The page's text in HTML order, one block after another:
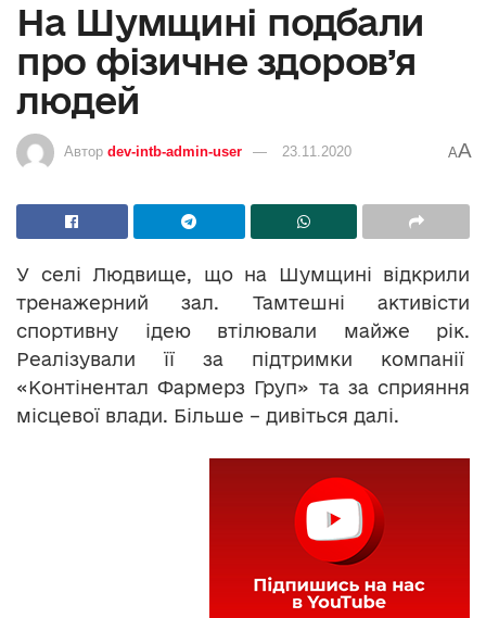
На Шумщині подбали
про фізичне здоров’я
людей
Автор dev-intb-admin-user 23.11.2020 AA
У селі Людвище, що на Шумщині відкрили
тренажерний зал. Тамтешні активісти
спортивну ідею втілювали майже рік.
Реалізували її за підтримки компанії
«Контінентал Фармерз Груп» та за сприяння
місцевої влади. Більше – дивіться далі.